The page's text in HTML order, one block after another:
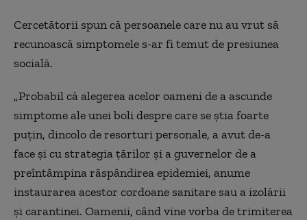
Cercetătorii spun că persoanele care nu au vrut să
recunoască simptomele s-ar fi temut de presiunea
socială.
„Probabil că alegerea acelor oameni de a ascunde
simptome ale unei boli despre care se știa foarte
puțin, dincolo de resorturi personale, a avut de-a
face și cu strategia țărilor și a guvernelor de a
preîntâmpina răspândirea epidemiei, anume
instaurarea acestor cordoane sanitare sau a izolării
și carantinei. Oamenii, când vine vorba de trimiterea